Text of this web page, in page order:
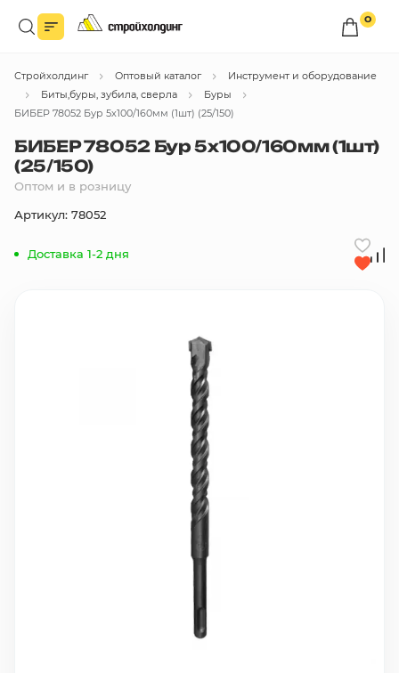
0
Войдите в личный кабинет
Вы сможете оформлять заказы по оптовым ценам.
Каталог товаров
10 000 ₽
Минимальный заказ
Все бренды
Стройхолдинг Оптовый каталог
Инструмент и оборудование
Биты,буры, зубила, сверла
Буры
БИБЕР 78052 Бур 5х100/160мм (1шт) (25/150)
БИБЕР 78052 Бур 5х100/160мм (1шт)
(25/150)
Оптом и в розницу
Артикул: 78052
Доставка 1-2 дня